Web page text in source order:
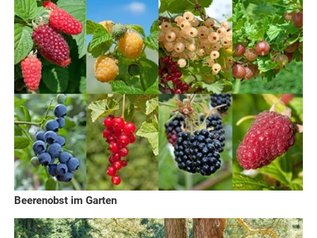
Beerenobst im Garten